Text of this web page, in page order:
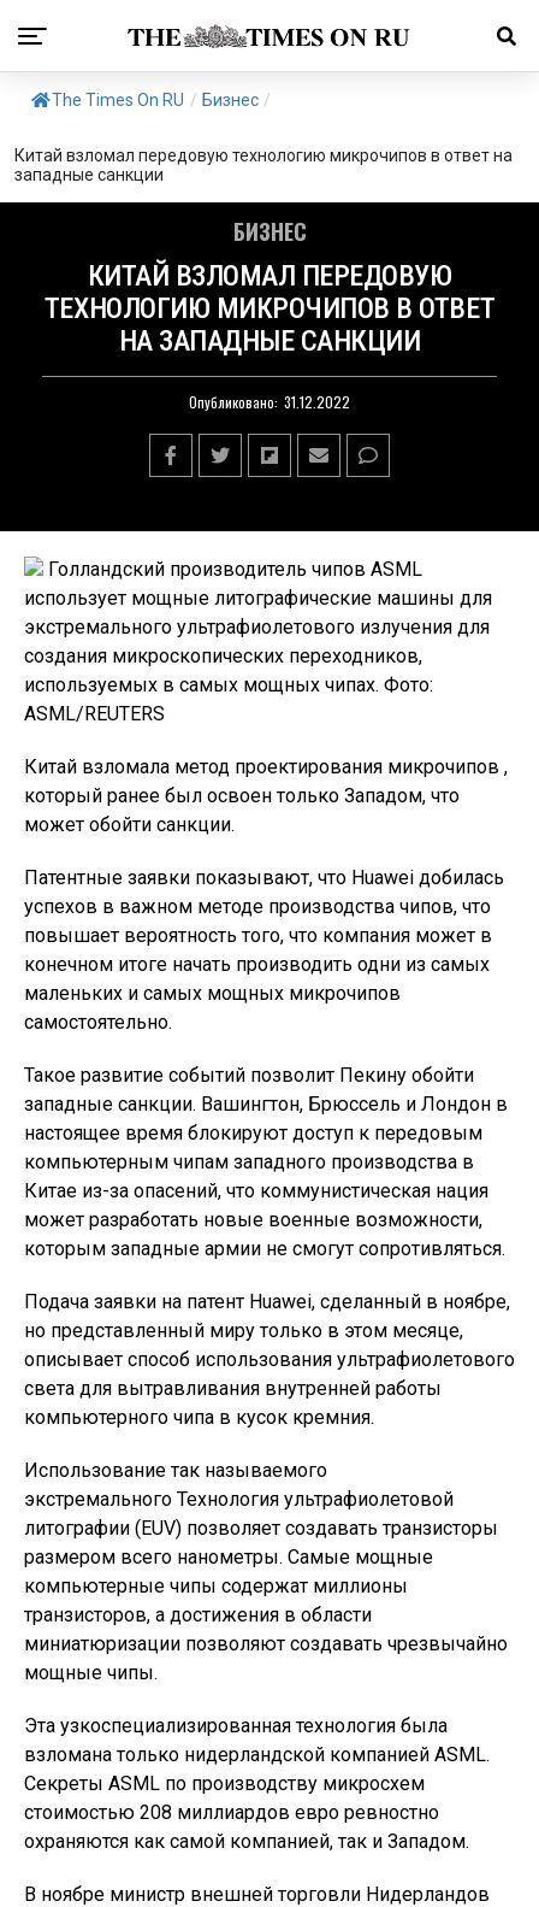
The Times On RU / Бизнес /
Китай взломал передовую технологию микрочипов в ответ на
западные санкции
БИЗНЕС
КИТАЙ ВЗЛОМАЛ ПЕРЕДОВУЮ
ТЕХНОЛОГИЮ МИКРОЧИПОВ В ОТВЕТ
НА ЗАПАДНЫЕ САНКЦИИ
Опубликовано: 31.12.2022
Голландский производитель чипов ASML
использует мощные литографические машины для
экстремального ультрафиолетового излучения для
создания микроскопических переходников,
используемых в самых мощных чипах. Фото:
ASML/REUTERS
Китай взломала метод проектирования микрочипов ,
который ранее был освоен только Западом, что
может обойти санкции.
Патентные заявки показывают, что Huawei добилась
успехов в важном методе производства чипов, что
повышает вероятность того, что компания может в
конечном итоге начать производить одни из самых
маленьких и самых мощных микрочипов
самостоятельно.
Такое развитие событий позволит Пекину обойти
западные санкции. Вашингтон, Брюссель и Лондон в
настоящее время блокируют доступ к передовым
компьютерным чипам западного производства в
Китае из-за опасений, что коммунистическая нация
может разработать новые военные возможности,
которым западные армии не смогут сопротивляться.
Подача заявки на патент Huawei, сделанный в ноябре,
но представленный миру только в этом месяце,
описывает способ использования ультрафиолетового
света для вытравливания внутренней работы
компьютерного чипа в кусок кремния.
Использование так называемого
экстремального Технология ультрафиолетовой
литографии (EUV) позволяет создавать транзисторы
размером всего нанометры. Самые мощные
компьютерные чипы содержат миллионы
транзисторов, а достижения в области
миниатюризации позволяют создавать чрезвычайно
мощные чипы.
Эта узкоспециализированная технология была
взломана только нидерландской компанией ASML.
Секреты ASML по производству микросхем
стоимостью 208 миллиардов евро ревностно
охраняются как самой компанией, так и Западом.
В ноябре министр внешней торговли Нидерландов